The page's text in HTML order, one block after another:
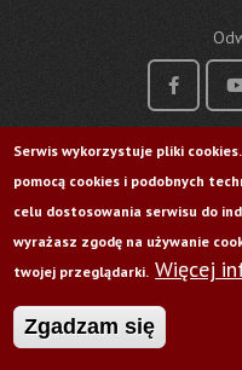
Serwis wykorzystuje pliki
pomocą cookies i podobnych
celu dostosowania serwisu do
wyrażasz zgodę na używanie
twojej przeglądarki. Więcej
Zgadzam się